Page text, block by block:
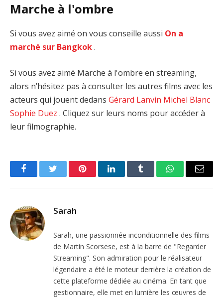
Marche à l'ombre
Si vous avez aimé on vous conseille aussi On a
marché sur Bangkok.
Si vous avez aimé Marche à l'ombre en streaming,
alors n’hésitez pas à consulter les autres films avec les
acteurs qui jouent dedans Gérard Lanvin Michel Blanc
Sophie Duez . Cliquez sur leurs noms pour accéder à
leur filmographie.
FacebookTwitter PinterestLinkedInTumblr WhatsAppEmail
Sarah
Sarah, une passionnée inconditionnelle des films
de Martin Scorsese, est à la barre de "Regarder
Streaming". Son admiration pour le réalisateur
légendaire a été le moteur derrière la création de
cette plateforme dédiée au cinéma. En tant que
gestionnaire, elle met en lumière les œuvres de